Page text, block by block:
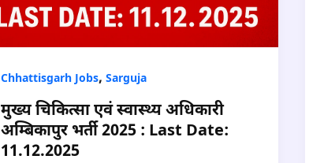
Chhattisgarh Jobs, Sarguja
मुख्य चिकित्सा एवं स्वास्थ्य अधिकारी
अम्बिकापुर भर्ती 2025 : Last Date:
11.12.2025